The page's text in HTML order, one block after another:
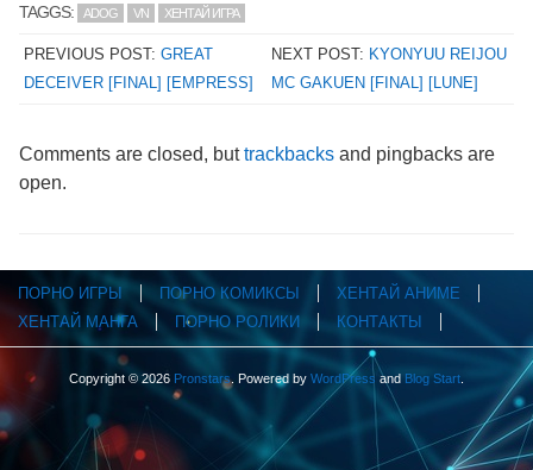
TAGGS: ADOG VN ХЕНТАЙ ИГРА
PREVIOUS POST:GREAT
DECEIVER [FINAL] [EMPRESS]
NEXT POST: KYONYUU REIJOU
MC GAKUEN [FINAL] [LUNE]
Comments are closed, buttrackbacks and pingbacks are
open.
ПОРНО ИГРЫ ПОРНО КОМИКСЫ
ХЕНТАЙ АНИМЕ
ХЕНТАЙ МАНГА
ПОРНО РОЛИКИ КОНТАКТЫ
Copyright © 2026 Pronstars. Powered by WordPress and Blog Start